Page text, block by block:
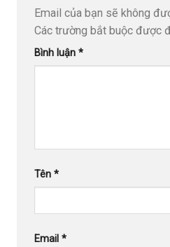
Email của bạn sẽ không
Các trường bắt buộc được
Bình luận *
Tên *
Email *